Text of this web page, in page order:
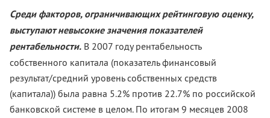
Среди факторов, ограничивающих рейтинговую оценку,
выступают невысокие значения показателей
рентабельности. В 2007 году рентабельность
собственного капитала (показатель финансовый
результат/средний уровень собственных средств
(капитала)) была равна 5.2% против 22.7% по российской
банковской системе в целом. По итогам 9 месяцев 2008